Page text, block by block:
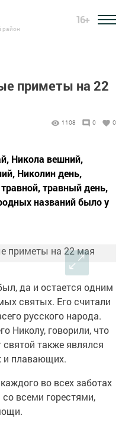
район
16+
приметы на 22
1108 0 0
Никола вешний,
Николин день,
травный день,
названий было у
да и остается одним
святых. Его считали
русского народа.
Николу, говорили, что
святой также являлся
и плавающих.
во всех заботах
всеми горестями,